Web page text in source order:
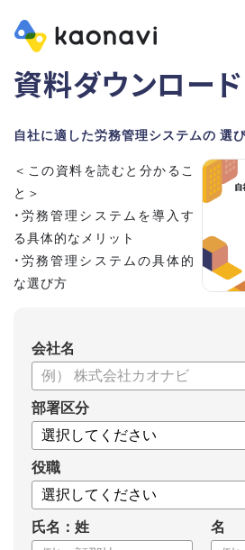
資料ダウンロード
自社に適した労務管理システムの 選
＜この資料を読むと分かるこ
と＞
・労務管理システムを導入す
る具体的なメリット
・労務管理システムの具体的
な選び方
会社名
部署区分
役職
氏名：姓 名